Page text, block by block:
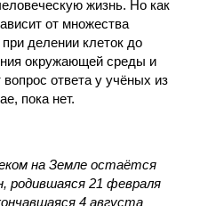
жизнь. Но как
от множества
делении клеток до
окружающей среды и
ответа у учёных из
пока нет.
на Земле остаётся
родившаяся 21 февраля
4 августа